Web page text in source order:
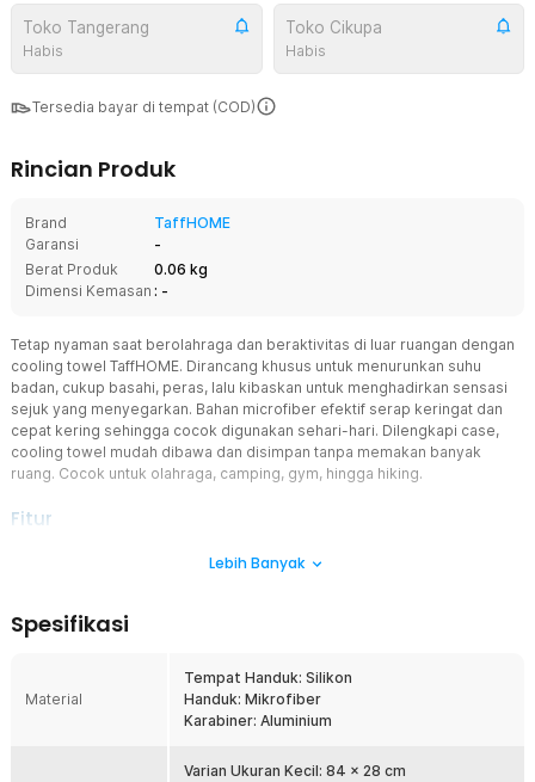
Toko Tangerang
Habis
Toko Cikupa
Habis
Tersedia bayar di tempat (COD)
Rincian Produk
Brand
TaffHOME
Garansi
-
Berat Produk
0.06 kg
Dimensi Kemasan : -
Tetap nyaman saat berolahraga dan beraktivitas di luar ruangan dengan
cooling towel TaffHOME. Dirancang khusus untuk menurunkan suhu
badan, cukup basahi, peras, lalu kibaskan untuk menghadirkan sensasi
sejuk yang menyegarkan. Bahan microfiber efektif serap keringat dan
cepat kering sehingga cocok digunakan sehari-hari. Dilengkapi case,
cooling towel mudah dibawa dan disimpan tanpa memakan banyak
ruang. Cocok untuk olahraga, camping, gym, hingga hiking.
Fitur
digunakan untuk menurukan suhu tubuh saat cuaca panas atau
Bahan microfiber mampu menyerap keringat dengan baik sekaligus
cepat kering setelah digunakan. Handuk tetap nyaman dipakai
hari maupun perjalanan.
Lebih Banyak
Spesifikasi
Material
Tempat Handuk: Silikon
Handuk: Mikrofiber
Karabiner: Aluminium
Varian Ukuran Kecil: 84 x 28 cm